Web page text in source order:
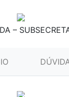
–
(CURRENT)